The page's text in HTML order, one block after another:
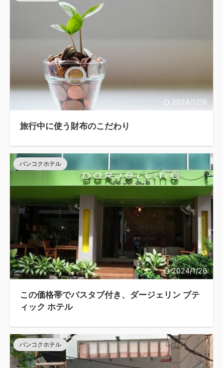
2024/1/26
旅行中に使う財布のこだわり
2024/1/26
バンコクホテル
この価格帯でバスタブ付き、ダージェリン ブテ
ィック ホテル
バンコクホテル